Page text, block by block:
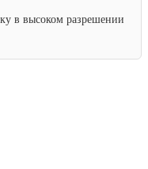
в высоком разрешении